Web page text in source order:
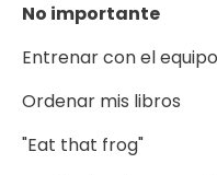
No importante
Entrenar con el
Ordenar mis libros
"Eat that frog"